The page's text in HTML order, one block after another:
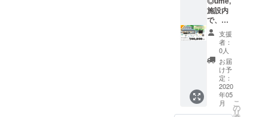
答用
（どち
らかを
お選び
くださ
い） お
送りす
る数：
〇セッ
ト 送付
日・時
間帯：
ご支援
いただ
いたみ
なさま
に割引
コード
を発行
いたし
ます。
HPより
ご予約
4名宿泊
（2食付
き）の
場合、9
～10万
円とな
りま
す。 ※
割引
コード
を発行
す。 ⁻講
師から
のセミ
ナー
は、約2
時間を
予定し
ており
ます。 ⁻
セミ
ナーは
たよう
に、事
前決済
とume,
チケッ
トの併
用は可
能で
す。 ※
お部屋
の料金
バウン
ド大賞
（2）
農林水
産省
近畿の
食と農
インバ
ウンド
優秀賞
いま
す。 ※
チケッ
ト有効
期限：
チケッ
ト到着
より、2
年間有
効です
（2020
-----------
≪ (株)
梅守本
店 直近
の受賞
歴 ≫
●2017
年2月
ダブル
受賞
（1）経
きま
す。下
記注意
事項を
必ずご
確認く
ださ
い。 ※
チケッ
ト有効
期限：
校の校
長先生
≫が、
団体様
だけに
特別セ
ミナー
を行い
ます。
地方で
のイン
施設内
で、ど
んな内
容でも
使える
お得な
チケッ
トで
す！◎
宿泊割
引券に
支援
者：
0人
お届
け予
定：
2020
年05
月
こ
の
リ